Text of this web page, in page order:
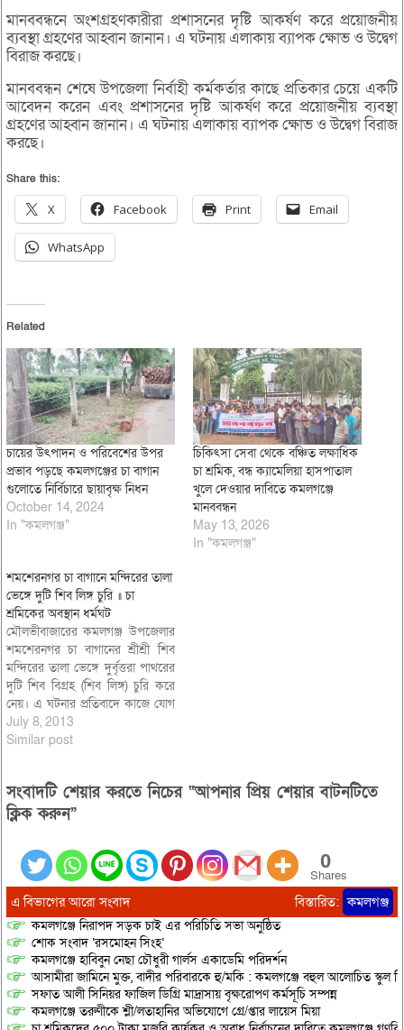
মানববন্ধনে অংশগ্রহণকারীরা প্রশাসনের দৃষ্টি আকর্ষণ করে প্রয়োজনীয়
ব্যবস্থা গ্রহণের আহ্বান জানান। এ ঘটনায় এলাকায় ব্যাপক ক্ষোভ ও উদ্বেগ
বিরাজ করছে।
মানববন্ধন শেষে উপজেলা নির্বাহী কর্মকর্তার কাছে প্রতিকার চেয়ে একটি
আবেদন করেন এবং প্রশাসনের দৃষ্টি আকর্ষণ করে প্রয়োজনীয় ব্যবস্থা
গ্রহণের আহ্বান জানান। এ ঘটনায় এলাকায় ব্যাপক ক্ষোভ ও উদ্বেগ বিরাজ
করছে।
Share this:
X Facebook Print Email
WhatsApp
Related
চায়ের উৎপাদন ও পরিবেশের উপর
প্রভাব পড়ছে কমলগঞ্জের চা বাগান
গুলোতে নির্বিচারে ছায়াবৃক্ষ নিধন
October 14, 2024
In "কমলগঞ্জ"
চিকিৎসা সেবা থেকে বঞ্চিত লক্ষাধিক
চা শ্রমিক, বন্ধ ক্যামেলিয়া হাসপাতাল
খুলে দেওয়ার দাবিতে কমলগঞ্জে
মানববন্ধন
May 13, 2026
In "কমলগঞ্জ"
শমশেরনগর চা বাগানে মন্দিরের তালা
ভেঙ্গে দুটি শিব লিঙ্গ চুরি ॥ চা
শ্রমিকের অবস্থান ধর্মঘট
মৌলভীবাজারের কমলগঞ্জ উপজেলার
শমশেরনগর চা বাগানের শ্রীশ্রী শিব
মন্দিরের তালা ভেঙ্গে দুর্বৃত্তরা পাথরের
দুটি শিব বিগ্রহ (শিব লিঙ্গ) চুরি করে
নেয়। এ ঘটনার প্রতিবাদে কাজে যোগ
না দিয়ে শমশেরনগর সহ ৪টি ফাঁড়ি চা
বাগানের নারী-পুরুষ সম্মিলিতভাবে ৫
ধর্মঘট পালন করে।…
July 8, 2013
Similar post
সংবাদটি শেয়ার করতে নিচের “আপনার প্রিয় শেয়ার বাটনটিতে
ক্লিক করুন”
0
Shares
এ বিভাগের আরো সংবাদ বিস্তারিত: কমলগঞ্জ
কমলগঞ্জে নিরাপদ সড়ক চাই এর পরিচিতি সভা অনুষ্ঠিত
শোক সংবাদ ‘রসমোহন সিংহ’
কমলগঞ্জে হাবিবুন নেছা চৌধুরী গার্লস একাডেমি পরিদর্শন
আসামীরা জামিনে মুক্ত, বাদীর পরিবারকে হু/মকি : কমলগঞ্জে বহুল আলোচিত স্কুল
সফাত আলী সিনিয়র ফাজিল ডিগ্রি মাদ্রাসায় বৃক্ষরোপণ কর্মসূচি সম্পন্ন
কমলগঞ্জে তরুণীকে শ্লী/লতাহানির অভিযোগে গ্রে/প্তার লায়েস মিয়া